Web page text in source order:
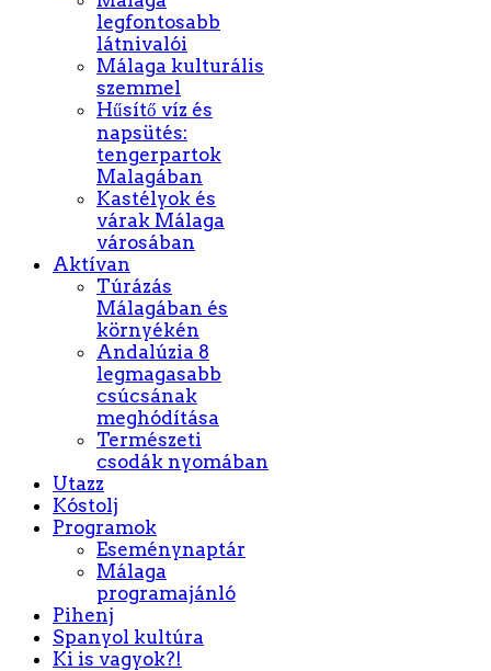
legfontosabb
látnivalói
Málaga kulturális
szemmel
Hűsítő víz és
napsütés:
tengerpartok
Malagában
Kastélyok és
várak Málaga
városában
Aktívan
Túrázás
Málagában és
környékén
Andalúzia 8
legmagasabb
csúcsának
meghódítása
Természeti
csodák nyomában
Utazz
Kóstolj
Programok
Eseménynaptár
Málaga
programajánló
Pihenj
Spanyol kultúra
Ki is vagyok?!